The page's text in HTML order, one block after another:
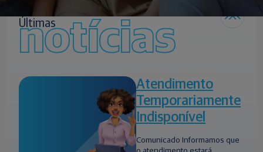
Últimas
notícias
Atendimento
Temporariamente
Indisponível
Comunicado Informamos que